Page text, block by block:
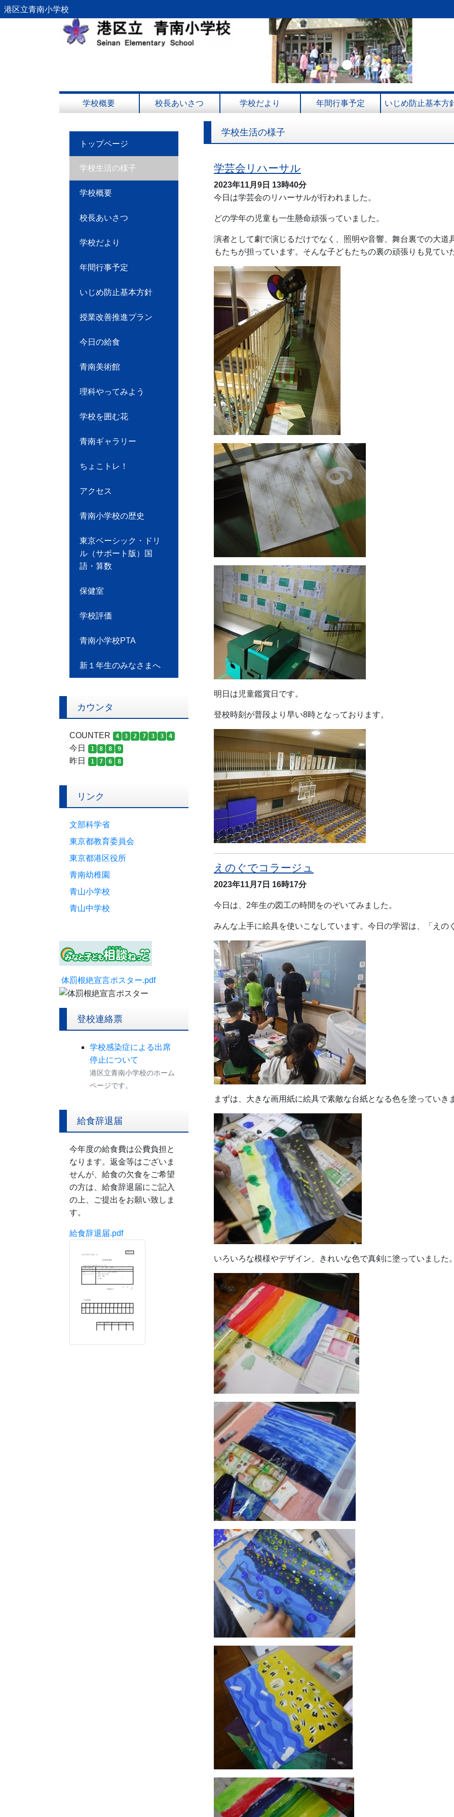
港区立青南小学校
Previous
学校概要 校長あいさつ 学校だより 年間行事予定 いじめ防止基本方
トップページ
学校生活の様子
学校概要
校長あいさつ
学校だより
年間行事予定
いじめ防止基本方針
授業改善推進プラン
今日の給食
青南美術館
理科やってみよう
学校を囲む花
青南ギャラリー
ちょこトレ！
アクセス
青南小学校の歴史
東京ベーシック・ドリ
ル（サポート版）国
語・算数
保健室
学校評価
青南小学校PTA
新１年生のみなさまへ
カウンタ
COUNTER 4 3 2 7 3 3 4
今日 1 8 8 9
昨日 1 7 6 8
リンク
文部科学省
東京都教育委員会
東京都港区役所
青南幼稚園
青山小学校
青山中学校
体罰根絶宣言ポスター.pdf
登校連絡票
学校感染症による出席
停止について
港区立青南小学校のホーム
ページです。
給食辞退届
今年度の給食費は公費負担と
なります。返金等はございま
せんが、給食の欠食をご希望
の方は、給食辞退届にご記入
の上、ご提出をお願い致しま
す。
給食辞退届.pdf
学校生活の様子
学芸会リハーサル
2023年11月9日 13時40分
今日は学芸会のリハーサルが行われました。
どの学年の児童も一生懸命頑張っていました。
演者として劇で演じるだけでなく、照明や音響、舞台裏での大
もたちが担っています。そんな子どもたちの裏の頑張りも見てい
明日は児童鑑賞日です。
登校時刻が普段より早い8時となっております。
えのぐでコラージュ
2023年11月7日 16時17分
今日は、2年生の図工の時間をのぞいてみました。
みんな上手に絵具を使いこなしています。今日の学習は、「えの
まずは、大きな画用紙に絵具で素敵な台紙となる色を塗っていき
いろいろな模様やデザイン、きれいな色で真剣に塗っていました。